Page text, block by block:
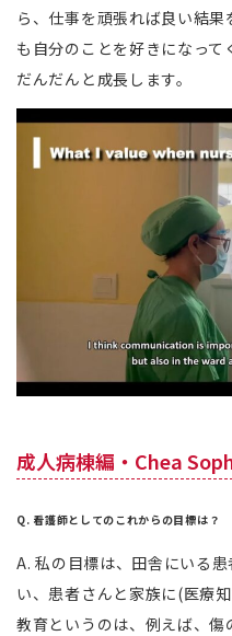
ら、仕事を頑張れば良い結
も自分のことを好きになっ
だんだんと成長します。
成人病棟編・Chea
Q. 看護師としてのこれからの目標は？
A. 私の目標は、田舎にいる
い、患者さんと家族に(医療
教育というのは、例えば、